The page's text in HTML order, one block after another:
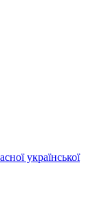
української